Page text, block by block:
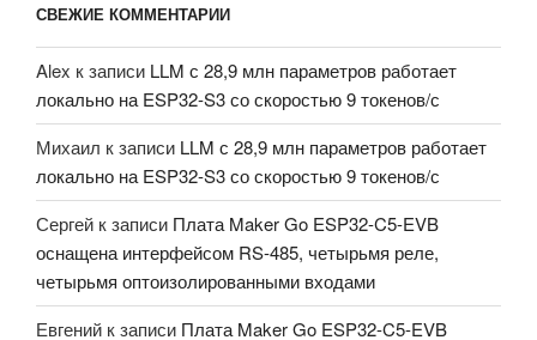
СВЕЖИЕ КОММЕНТАРИИ
Alex к записи LLM с 28,9 млн параметров работает
локально на ESP32-S3 со скоростью 9 токенов/с
Михаил к записи LLM с 28,9 млн параметров работает
локально на ESP32-S3 со скоростью 9 токенов/с
Сергей к записи Плата Maker Go ESP32-C5-EVB
оснащена интерфейсом RS-485, четырьмя реле,
четырьмя оптоизолированными входами
Евгений к записи Плата Maker Go ESP32-C5-EVB